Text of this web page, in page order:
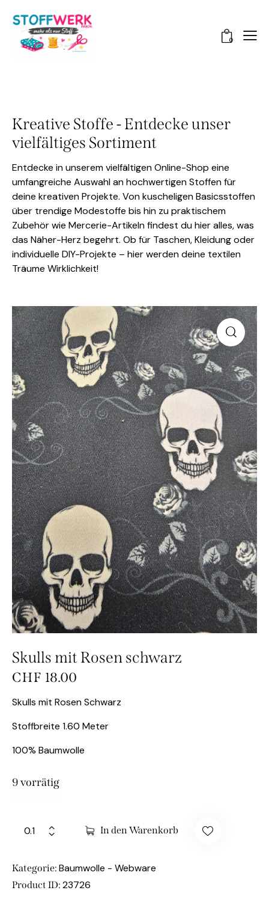
0
Kreative Stoffe - Entdecke unser
vielfältiges Sortiment
Entdecke in unserem vielfältigen Online-Shop eine
umfangreiche Auswahl an hochwertigen Stoffen für
deine kreativen Projekte. Von kuscheligen Basicsstoffen
über trendige Modestoffe bis hin zu praktischem
Zubehör wie Mercerie-Artikeln findest du hier alles, was
das Näher-Herz begehrt. Ob für Taschen, Kleidung oder
individuelle DIY-Projekte – hier werden deine textilen
Träume Wirklichkeit!
Skulls mit Rosen schwarz
CHF 18.00
Skulls mit Rosen Schwarz
Stoffbreite 1.60 Meter
100% Baumwolle
9 vorrätig
In den Warenkorb
Kategorie: Baumwolle - Webware
Product ID: 23726